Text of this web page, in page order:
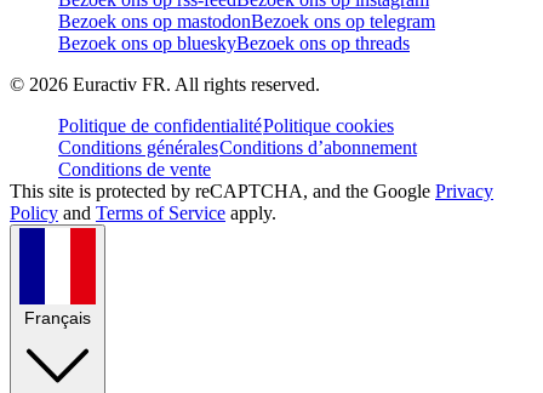
Bezoek ons op mastodonBezoek ons op telegram
Bezoek ons op blueskyBezoek ons op threads
© 2026 Euractiv FR. All rights reserved.
Politique de confidentialitéPolitique cookies
Conditions généralesConditions d’abonnement
Conditions de vente
This site is protected by reCAPTCHA, and the Google Privacy
Policy and Terms of Service apply.
Français